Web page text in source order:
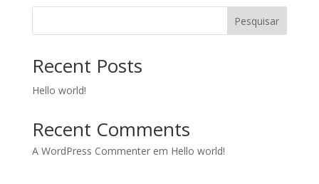
Pesquisar
Recent Posts
Hello world!
Recent Comments
A WordPress Commenterem Hello world!